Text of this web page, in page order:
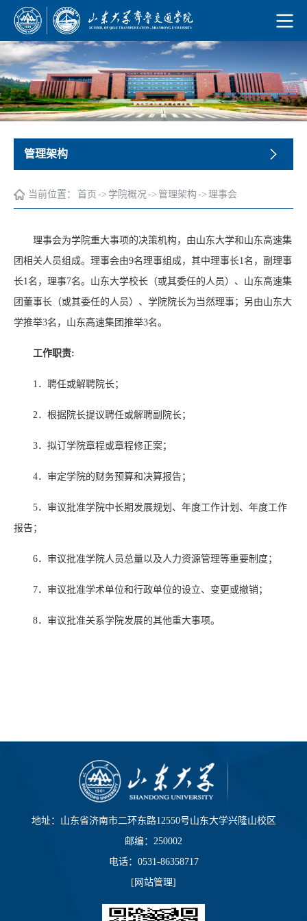
管理架构
当前位置： 首页 -> 学院概况 -> 管理架构 -> 理事会
理事会为学院重大事项的决策机构，由山东大学和山东高速集
团相关人员组成。理事会由9名理事组成，其中理事长1名，副理事
长1名，理事7名。山东大学校长（或其委任的人员）、山东高速集
团董事长（或其委任的人员）、学院院长为当然理事；另由山东大
学推举3名，山东高速集团推举3名。
工作职责:
1．聘任或解聘院长；
2．根据院长提议聘任或解聘副院长；
3．拟订学院章程或章程修正案；
4．审定学院的财务预算和决算报告；
5．审议批准学院中长期发展规划、年度工作计划、年度工作
报告；
6．审议批准学院人员总量以及人力资源管理等重要制度；
7．审议批准学术单位和行政单位的设立、变更或撤销；
8．审议批准关系学院发展的其他重大事项。
地址：山东省济南市二环东路12550号山东大学兴隆山校区
邮编：250002
电话：0531-86358717
[ 网站管理]